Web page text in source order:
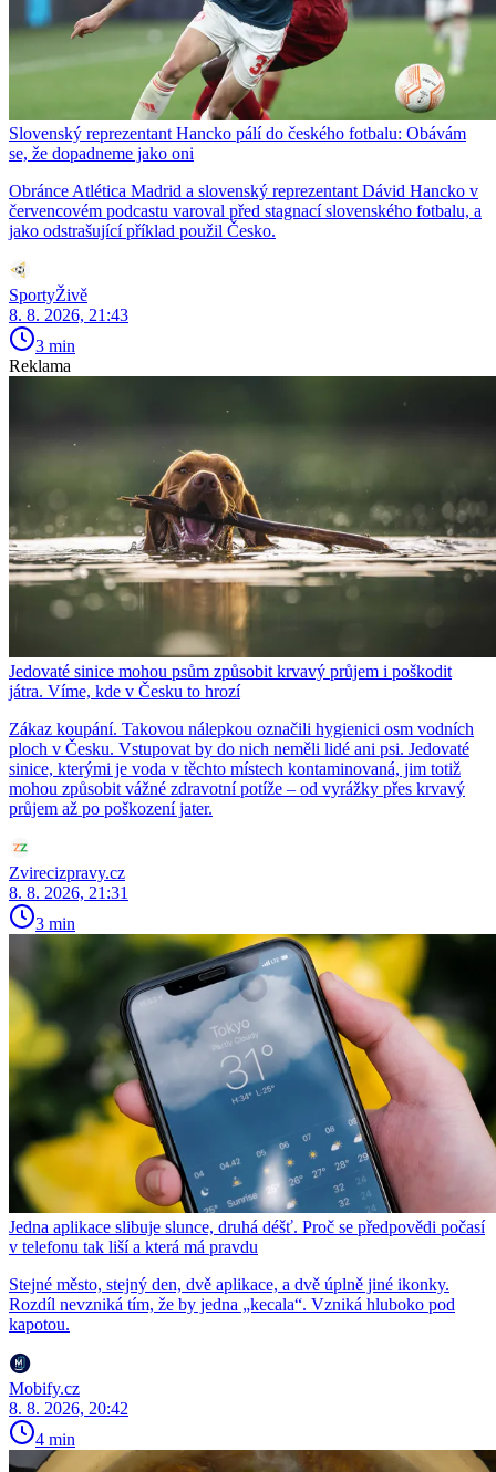
Slovenský reprezentant Hancko pálí do českého fotbalu: Obávám
se, že dopadneme jako oni
Obránce Atlética Madrid a slovenský reprezentant Dávid Hancko v
červencovém podcastu varoval před stagnací slovenského fotbalu, a
jako odstrašující příklad použil Česko.
SportyŽivě
8. 8. 2026, 21:43
3 min
Reklama
Jedovaté sinice mohou psům způsobit krvavý průjem i poškodit
játra. Víme, kde v Česku to hrozí
Zákaz koupání. Takovou nálepkou označili hygienici osm vodních
ploch v Česku. Vstupovat by do nich neměli lidé ani psi. Jedovaté
sinice, kterými je voda v těchto místech kontaminovaná, jim totiž
mohou způsobit vážné zdravotní potíže – od vyrážky přes krvavý
průjem až po poškození jater.
Zvirecizpravy.cz
8. 8. 2026, 21:31
3 min
Jedna aplikace slibuje slunce, druhá déšť. Proč se předpovědi počasí
v telefonu tak liší a která má pravdu
Stejné město, stejný den, dvě aplikace, a dvě úplně jiné ikonky.
Rozdíl nevzniká tím, že by jedna „kecala“. Vzniká hluboko pod
kapotou.
Mobify.cz
8. 8. 2026, 20:42
4 min